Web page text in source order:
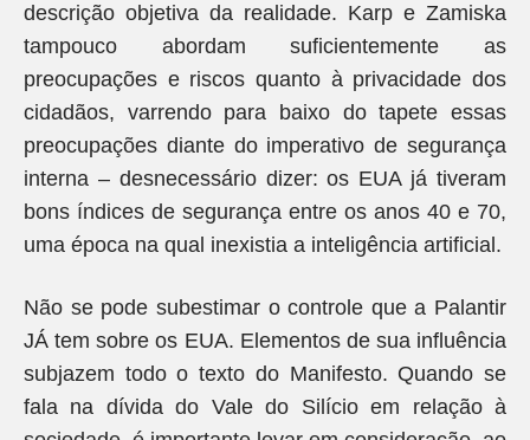
descrição objetiva da realidade. Karp e Zamiska
tampouco abordam suficientemente as
preocupações e riscos quanto à privacidade dos
cidadãos, varrendo para baixo do tapete essas
preocupações diante do imperativo de segurança
interna – desnecessário dizer: os EUA já tiveram
bons índices de segurança entre os anos 40 e 70,
uma época na qual inexistia a inteligência artificial.
Não se pode subestimar o controle que a Palantir
JÁ tem sobre os EUA. Elementos de sua influência
subjazem todo o texto do Manifesto. Quando se
fala na dívida do Vale do Silício em relação à